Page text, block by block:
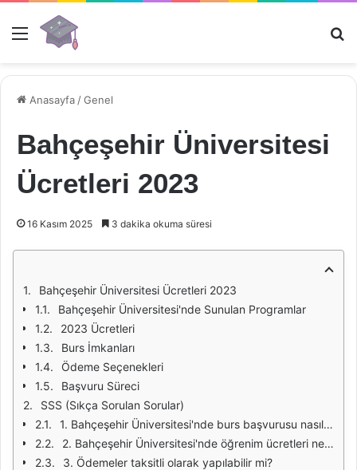
Menü
Anasayfa /Genel
Bahçeşehir Üniversitesi
Ücretleri 2023
16 Kasım 2025 3 dakika okuma süresi
Bahçeşehir Üniversitesi Ücretleri 2023
Bahçeşehir Üniversitesi'nde Sunulan Programlar
2023 Ücretleri
Burs İmkanları
Ödeme Seçenekleri
Başvuru Süreci
SSS (Sıkça Sorulan Sorular)
1. Bahçeşehir Üniversitesi'nde burs başvurusu nasıl yapılır?
2. Bahçeşehir Üniversitesi'nde öğrenim ücretleri ne kadar?
3. Ödemeler taksitli olarak yapılabilir mi?